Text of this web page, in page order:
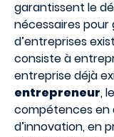
garantissent le
nécessaires pour
d’entreprises
consiste à
entreprise déjà
entrepreneur,
compétences en
d’innovation, en